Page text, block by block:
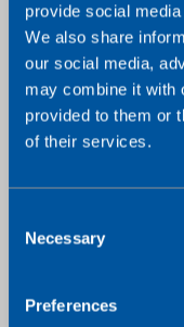
provide social
We also share
our social media,
may combine it with
provided to them or
of their services.
Necessary
Preferences
端到端